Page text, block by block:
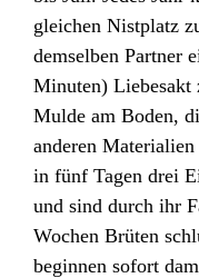
gleichen Nistplatz
demselben Partner
Minuten) Liebesakt
Mulde am Boden,
anderen
in fünf Tagen drei
und sind durch ihr
Wochen Brüten
beginnen sofort